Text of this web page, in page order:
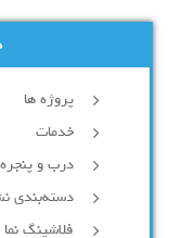
پروژه ها
خدمات
درب و پنجره
دسته‌بندی
فلاشینگ نما